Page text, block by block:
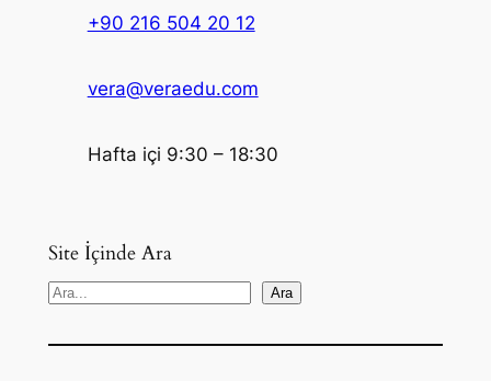
+90 216 504 20 12
vera@veraedu.com
Hafta içi 9:30 – 18:30
Site İçinde Ara
S
a
Ara